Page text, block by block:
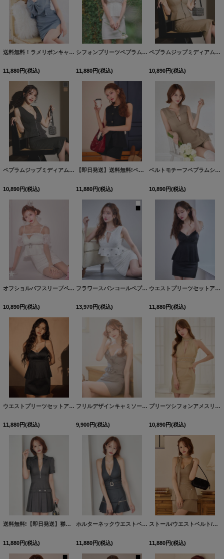
送料無料！ラメリボンキャミソールドレス/ノースリーブ/ビジュー/谷間見せ/背中見せ/ミニドレス/キャバドレス【XS-XLサイズ/5カラー】[OF03]【一部予約商品/9月上旬発送予定】
11,880円(税込)
シフォンプリーツペプラムタイトセットアップドレス/キャバドレス【XS-Mサイズ/1カラー】[OF03]【YN】dzwvBF
11,880円(税込)
ペプラムジップミディアムタイトセットアップドレス/キャバドレス【S-Lサイズ/2カラー】[OF03]【IM】dzqozFV
10,890円(税込)
ペプラムジップミディアムタイトセットアップドレス/キャバドレス【S-Lサイズ/2カラー】[OF03]【IM】dzqozFV
10,890円(税込)
【即日発送】送料無料!ペプラムトップス&パンツセットアップ/キャバドレス【XS-Lサイズ/1カラー】[OF01]【SB】dzwvAG
11,880円(税込)
ベルトモチーフペプラムショートパンツセットアップ/キャバドレス【XS-Mサイズ/1カラー】[OF01]【SB】dzwAG
10,890円(税込)
オフショルパフスリーブペプラムミニドレス/キャバドレス【XS-Lサイズ/1カラー】[OF03]【YN】dzwBF
10,890円(税込)
フラワースパンコールペプラムセットアップタイトミニドレス/キャバドレス【XS-Lサイズ/2カラー】[OF03] 【YN】dzw
13,970円(税込)
ウエストプリーツセットアップミニドレス/キャバドレス【XS-Mサイズ/1カラー】[OF03]【YN】dzmvCA
11,880円(税込)
ウエストプリーツセットアップミニドレス/キャバドレス【XS-Mサイズ/1カラー】[OF03]【YN】dzmvCA
11,880円(税込)
フリルデザインキャミソールタイトミニドレス/キャバドレス【XS-Mサイズ/1カラー】[OF03]【YN】dzwvAG
9,900円(税込)
プリーツシフォンアメスリタイトミニドレス/キャバドレス【XS-Mサイズ/1カラー】[OF03] 【YN】dzwvAG
10,890円(税込)
送料無料!【即日発送】襟付きフロントジッププリーツミニドレス/キャバドレス【XS-Lサイズ/1カラー】[OF01] 【SB】dzwvAG
11,880円(税込)
ホルターネックウエストベルトセットアップドレス/キャバドレス【XS-Lサイズ/1カラー】[OF03] 【YN】dzwvAG
11,880円(税込)
ストール/ウエストベルト/ラメ/2段フリル/谷間見せ/無地/ミニドレス/キャバドレス【XS-Mサイズ/1カラー】[OF03] 【YN】dzwvAG
11,880円(税込)